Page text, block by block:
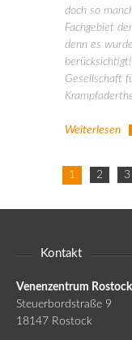
doch so
Fachgebiet
denn es
Gesellschaft
Weiterlesen
1 2 3
Kontakt
Venenzentrum Rostock
Steuerbordstraße 9
18147 Rostock